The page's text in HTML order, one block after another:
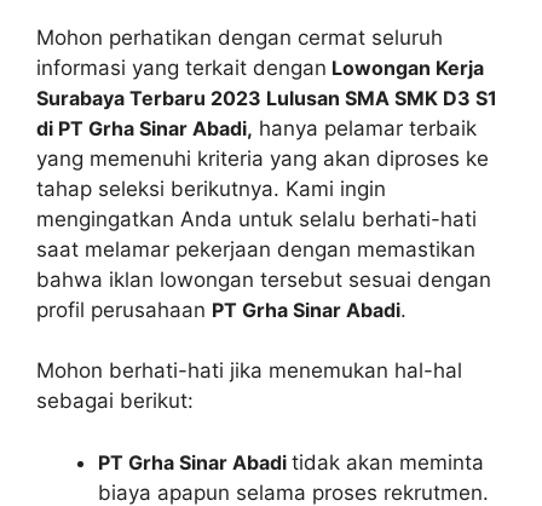
Mohon perhatikan dengan cermat seluruh
informasi yang terkait dengan Lowongan Kerja
Surabaya Terbaru 2023 Lulusan SMA SMK D3 S1
di PT Grha Sinar Abadi, hanya pelamar terbaik
yang memenuhi kriteria yang akan diproses ke
tahap seleksi berikutnya. Kami ingin
mengingatkan Anda untuk selalu berhati-hati
saat melamar pekerjaan dengan memastikan
bahwa iklan lowongan tersebut sesuai dengan
profil perusahaan PT Grha Sinar Abadi.
Mohon berhati-hati jika menemukan hal-hal
sebagai berikut:
PT Grha Sinar Abadi tidak akan meminta
biaya apapun selama proses rekrutmen.